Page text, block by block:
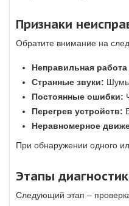
Признаки
Обратите внимание на
Неправильная
Странные звуки:
Постоянные ошибки:
Перегрев устройств:
Неравномерное
При обнаружении одного
Этапы
Следующий этап –